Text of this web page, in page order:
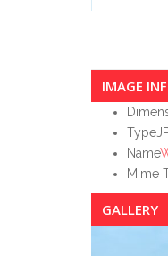
IMAGE
Type
Name
Mime
GALLERY